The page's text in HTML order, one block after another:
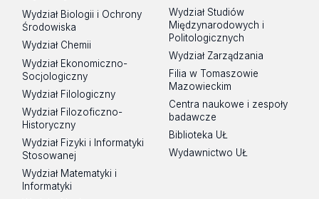
Wydział Biologii i Ochrony
Środowiska
Wydział Chemii
Wydział Ekonomiczno-
Socjologiczny
Wydział Filologiczny
Wydział Filozoficzno-
Historyczny
Wydział Fizyki i Informatyki
Stosowanej
Wydział Matematyki i
Informatyki
Wydział Studiów
Międzynarodowych i
Politologicznych
Wydział Zarządzania
Filia w Tomaszowie
Mazowieckim
Centra naukowe i zespoły
badawcze
Biblioteka UŁ
Wydawnictwo UŁ